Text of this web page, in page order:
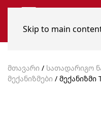
Skip to main
მთავარი / სათადარიგო
მექანიზმები / მექანიზმი